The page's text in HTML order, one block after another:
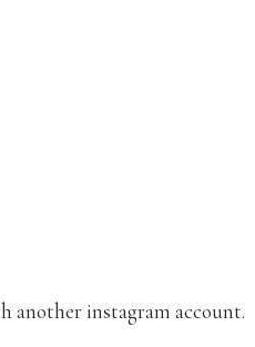
another instagram account.